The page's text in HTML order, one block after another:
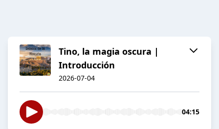
Tino, la magia oscura |
Introducción
2026-07-04
04:15